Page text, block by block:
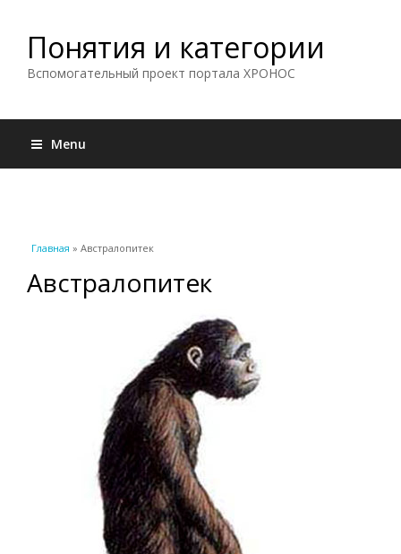
Понятия и категории
Вспомогательный проект портала ХРОНОС
Menu
Вы здесь
Главная » Австралопитек
Австралопитек